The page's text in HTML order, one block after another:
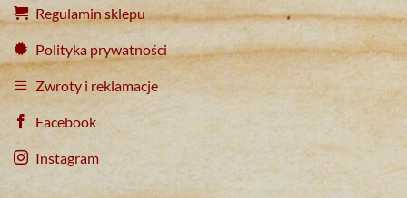
Regulamin sklepu
Polityka prywatności
Zwroty i reklamacje
Facebook
Instagram